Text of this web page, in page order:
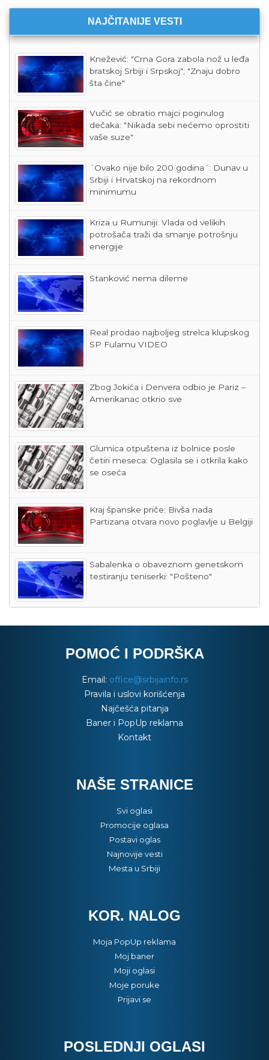
NAJČITANIJE VESTI
Knežević: "Crna Gora zabola nož u leđa
bratskoj Srbiji i Srpskoj"; "Znaju dobro
šta čine"
Vučić se obratio majci poginulog
dečaka: "Nikada sebi nećemo oprostiti
vaše suze"
´Ovako nije bilo 200 godina´: Dunav u
Srbiji i Hrvatskoj na rekordnom
minimumu
Kriza u Rumuniji: Vlada od velikih
potrošača traži da smanje potrošnju
energije
Stanković nema dileme
Real prodao najboljeg strelca klupskog
SP Fulamu VIDEO
Zbog Jokića i Denvera odbio je Pariz –
Amerikanac otkrio sve
Glumica otpuštena iz bolnice posle
četiri meseca: Oglasila se i otkrila kako
se oseća
Kraj španske priče: Bivša nada
Partizana otvara novo poglavlje u Belgiji
Sabalenka o obaveznom genetskom
testiranju teniserki: "Pošteno"
POMOĆ I PODRŠKA
Email: office@srbijainfo.rs
Pravila i uslovi korišćenja
Najčešća pitanja
Baner i PopUp reklama
Kontakt
NAŠE STRANICE
Svi oglasi
Promocije oglasa
Postavi oglas
Najnovije vesti
Mesta u Srbiji
KOR. NALOG
Moja PopUp reklama
Moj baner
Moji oglasi
Moje poruke
Prijavi se
POSLEDNJI OGLASI